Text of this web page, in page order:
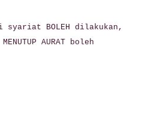
syariat BOLEH dilakukan,
AURAT boleh